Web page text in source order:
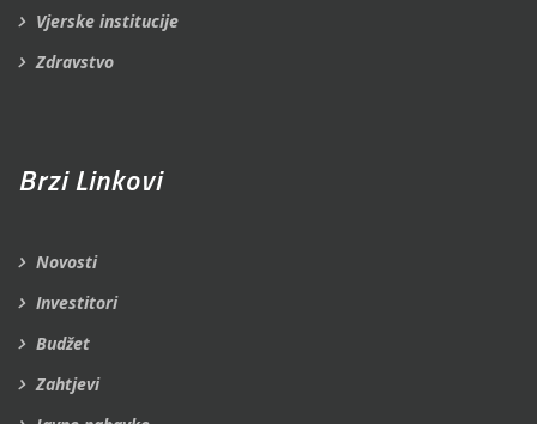
Vjerske institucije
Zdravstvo
Brzi Linkovi
Novosti
Investitori
Budžet
Zahtjevi